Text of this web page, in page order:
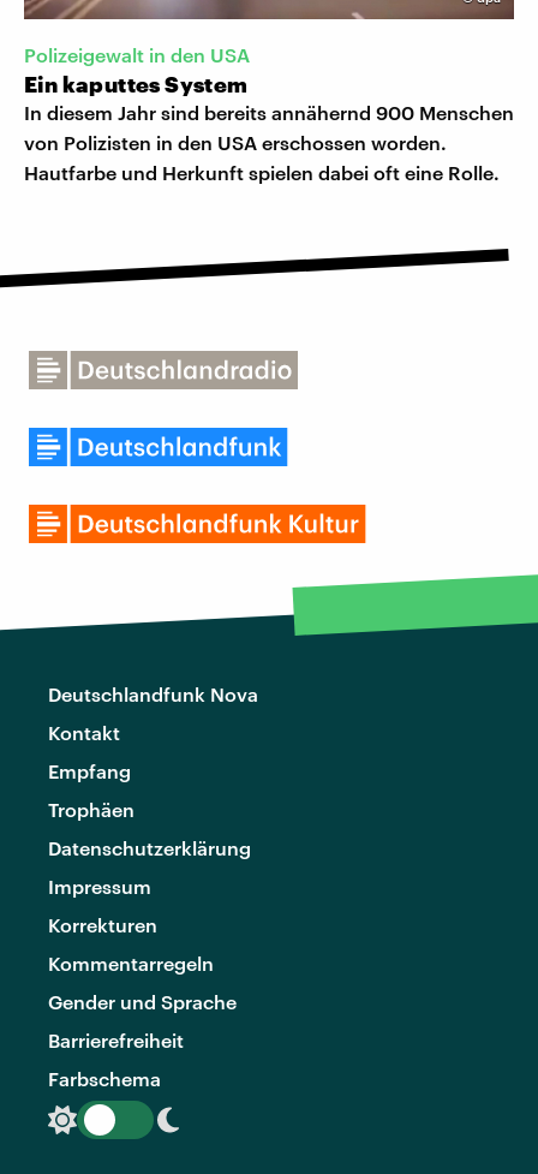
Polizeigewalt in den USA
Ein kaputtes System
In diesem Jahr sind bereits annähernd 900 Menschen
von Polizisten in den USA erschossen worden.
Hautfarbe und Herkunft spielen dabei oft eine Rolle.
Deutschlandfunk Nova
Kontakt
Empfang
Trophäen
Datenschutzerklärung
Impressum
Korrekturen
Kommentarregeln
Gender und Sprache
Barrierefreiheit
Farbschema